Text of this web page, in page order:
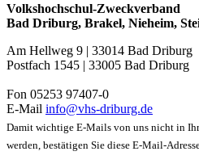
Volkshochschul-Zweckverband
Bad Driburg, Brakel, Nieheim,
Am Hellweg 9 | 33014 Bad Driburg
Postfach 1545 | 33005 Bad Driburg
Fon 05253 97407-0
E-Mail info@vhs-driburg.de
Damit wichtige E-Mails von uns nicht in
werden, bestätigen Sie diese E-Mail-